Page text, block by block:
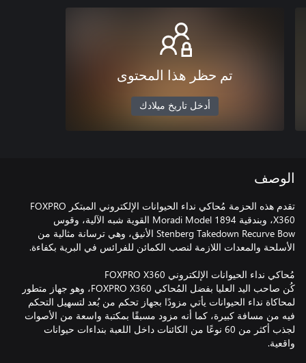
تم حظر هذا المحتوى
أدخل تاريخ ميلادك
الوصف
تقدم هذه الحزمة مُحاكي نداء الحيوانات الإلكتروني المبتكر FOXPRO
X360، وبندقية Moradi Model 1894 القوية شبه الآلية، وقوس
Stenberg Takedown Recurve Bow الأنيق، وهي ترسانة مثالية من
كُن صاحب اليد العليا بفضل المُحاكي FOXPRO X360، وهو جهاز متطور
لمحاكاة نداء الحيوانات يأتي مزودًا بجهاز تحكم من بُعد لتسهيل التحكم
فيه من مسافة كبيرة، كما أنه مزود مسبقًا بمكتبة واسعة من الأصوات
لجذب أكثر من 60 نوعًا من الكائنات داخل اللعبة بنداءات حيوانات